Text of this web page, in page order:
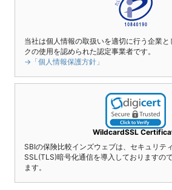
当社は個人情報の取扱いを適切に行う企業
クの使用を認められた認定事業者です。
→「個人情報保護方針」
WildcardSSL
SBIの保険比較インズウェブは、セキュリテ
SSL(TLS)暗号化通信を導入しておりますの
ます。